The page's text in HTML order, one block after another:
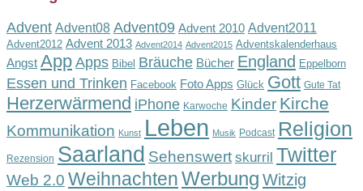
Advent Advent08 Advent09 Advent 2010 Advent2011
Advent2012 Advent 2013 Advent2014 Advent2015 Adventskalenderhaus
Angst App Apps Bibel Bräuche Bücher England Eppelborn
Essen und Trinken Facebook Foto Apps Glück Gott Gute Tat
Herzerwärmend iPhone Karwoche Kinder Kirche
Kommunikation Kunst Leben Musik Podcast Religion
Rezension Saarland Sehenswert skurril Twitter
Web 2.0 WeihnachtenWerbung Witzig